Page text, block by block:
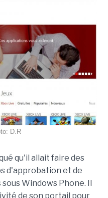
D.R
qu'il allait faire des
d'approbation et de
Windows Phone. Il
de son portail pour